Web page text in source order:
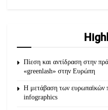
Πίεση και αντίδραση στην
«greenlash» στην Ευρώπη
Η μετάβαση των ευρωπαϊκών
infographics